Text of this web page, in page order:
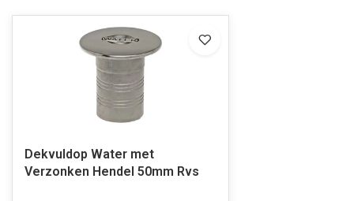
Dekvuldop Water met
Verzonken Hendel 50mm Rvs